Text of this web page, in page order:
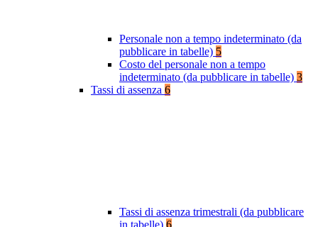
Personale non a tempo indeterminato (da
pubblicare in tabelle) 5
Costo del personale non a tempo
indeterminato (da pubblicare in tabelle) 3
Tassi di assenza 6
Tassi di assenza trimestrali (da pubblicare